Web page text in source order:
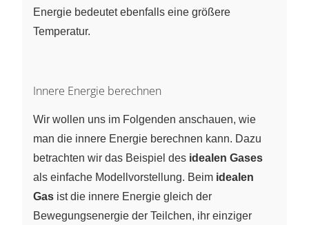
Energie bedeutet ebenfalls eine größere
Temperatur.
Innere Energie berechnen
Wir wollen uns im Folgenden anschauen, wie
man die innere Energie berechnen kann. Dazu
betrachten wir das Beispiel des idealen Gases
als einfache Modellvorstellung. Beim idealen
Gas ist die innere Energie gleich der
Bewegungsenergie der Teilchen, ihr einziger